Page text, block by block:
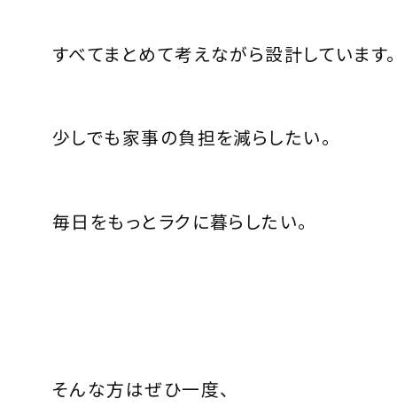
すべてまとめて考えながら設計しています。
少しでも家事の負担を減らしたい。
毎日をもっとラクに暮らしたい。
そんな方はぜひ一度、